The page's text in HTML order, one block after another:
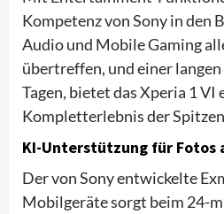
Kompetenz von Sony in den
Audio und Mobile Gaming
übertreffen, und einer
Tagen, bietet das Xperia 1 VI
Kompletterlebnis der
KI-Unterstützung für Fotos
Der von Sony entwickelte
Mobilgeräte sorgt beim 24-